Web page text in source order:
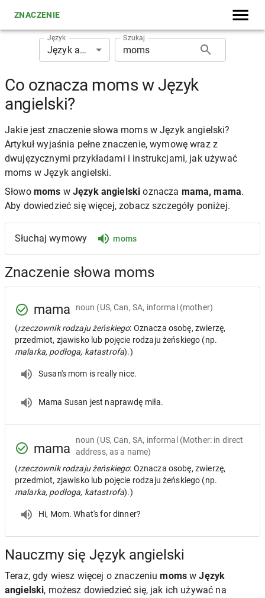
ZNACZENIE
Język
Język angielski
Szukaj
Co oznacza moms w Język
angielski?
Jakie jest znaczenie słowa moms w Język angielski?
Artykuł wyjaśnia pełne znaczenie, wymowę wraz z
dwujęzycznymi przykładami i instrukcjami, jak używać
moms w Język angielski.
Słowo moms w Język angielski oznacza mama, mama.
Aby dowiedzieć się więcej, zobacz szczegóły poniżej.
Słuchaj wymowy moms
Znaczenie słowa moms
mama noun (US, Can, SA, informal (mother)
(rzeczownik rodzaju żeńskiego: Oznacza osobę, zwierzę,
przedmiot, zjawisko lub pojęcie rodzaju żeńskiego (np.
malarka, podłoga, katastrofa).)
Susan's mom is really nice.
Mama Susan jest naprawdę miła.
mama
noun (US, Can, SA, informal (Mother: in direct
address, as a name)
(rzeczownik rodzaju żeńskiego: Oznacza osobę, zwierzę,
przedmiot, zjawisko lub pojęcie rodzaju żeńskiego (np.
malarka, podłoga, katastrofa).)
Hi, Mom. What's for dinner?
Nauczmy się Język angielski
Teraz, gdy wiesz więcej o znaczeniumoms wJęzyk
angielski, możesz dowiedzieć się, jak ich używać na